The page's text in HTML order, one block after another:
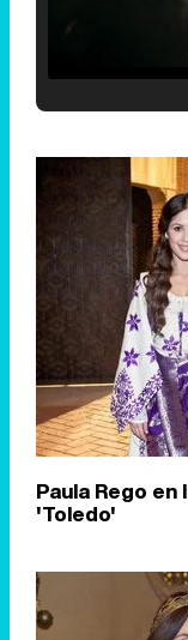
Paula Rego en
'Toledo'